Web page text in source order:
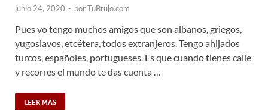
junio 24, 2020 - porTuBrujo.com
Pues yo tengo muchos amigos que son albanos, griegos,
yugoslavos, etcétera, todos extranjeros. Tengo ahijados
turcos, españoles, portugueses. Es que cuando tienes calle
y recorres el mundo te das cuenta …
LEER MÁS